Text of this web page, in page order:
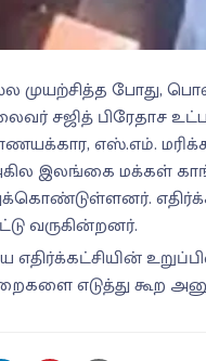
முயற்சித்த போது,
சஜித் பிரேதாச
எஸ்.எம்.
இலங்கை மக்கள்
வருகின்றனர்.
எடுத்து கூற